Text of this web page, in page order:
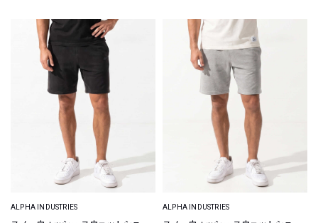
ALPHA INDUSTRIES ALPHA INDUSTRIES